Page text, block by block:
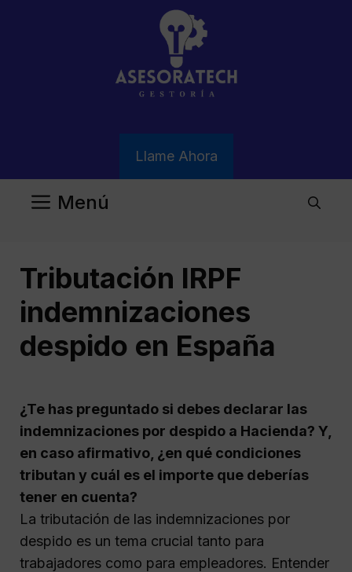
Llame Ahora
Menú
Tributación IRPF
indemnizaciones
despido en España
¿Te has preguntado si debes declarar las
indemnizaciones por despido a Hacienda? Y,
en caso afirmativo, ¿en qué condiciones
tributan y cuál es el importe que deberías
tener en cuenta?
La tributación de las indemnizaciones por
despido es un tema crucial tanto para
trabajadores como para empleadores. Entender